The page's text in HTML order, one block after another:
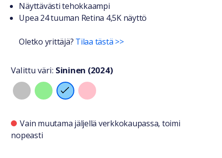
Näyttävästi tehokkaampi
Upea 24 tuuman Retina 4,5K näyttö
Oletko yrittäjä? Tilaa tästä >>
Valitse väri
Valittu väri: Sininen (2024)
Saatavuustiedot
Vain muutama jäljellä verkkokaupassa, toimi
nopeasti